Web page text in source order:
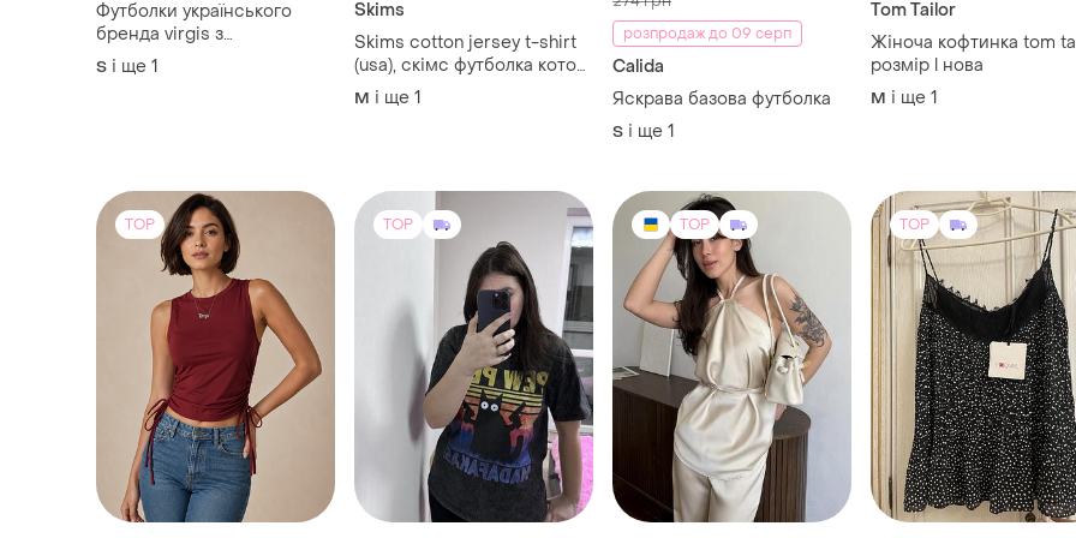
Футболки українського
бренда virgis з
S і ще 1
Skims
Skims cotton jersey t-shirt
(usa), скімс футболка котон
джерсі (сша, оригінал)
M і ще 1
розпродаж до 09 серп
Calida
Яскрава базова футболка
S і ще 1
Tom Tailor
Жіноча кофтинка tom
розмір l нова
M і ще 1
TOP TOP TOP TOP